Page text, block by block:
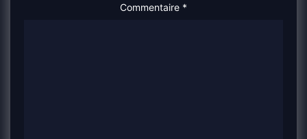
Commentaire *